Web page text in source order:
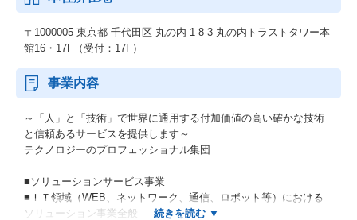
〒1000005 東京都 千代田区 丸の内 1-8-3 丸の内トラストタワー本
館16・17F（受付：17F）
事業内容
～「人」と「技術」で世界に通用する付加価値の高い確かな技術
と信頼あるサービスを提供します～
テクノロジーのプロフェッショナル集団
■ソリューションサービス事業
■ＩＴ領域（WEB、ネットワーク、通信、ロボット等）における
ソリューション事業全般